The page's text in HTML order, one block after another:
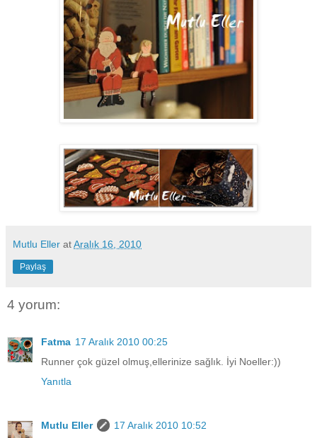
Mutlu Eller atAralık 16, 2010
Paylaş
4 yorum:
Fatma 17 Aralık 2010 00:25
Runner çok güzel olmuş,ellerinize sağlık. İyi Noeller:))
Yanıtla
Mutlu Eller
17 Aralık 2010 10:52